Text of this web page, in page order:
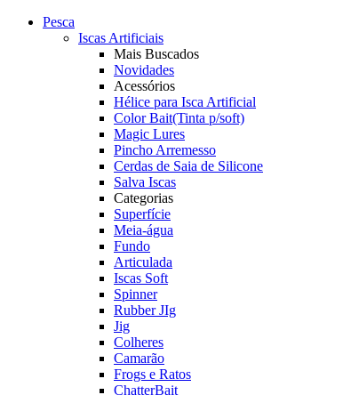
Pesca
Iscas Artificiais
Mais Buscados
Novidades
Acessórios
Hélice para Isca Artificial
Color Bait(Tinta p/soft)
Magic Lures
Pincho Arremesso
Cerdas de Saia de Silicone
Salva Iscas
Categorias
Superfície
Meia-água
Fundo
Articulada
Iscas Soft
Spinner
Rubber JIg
Jig
Colheres
Camarão
Frogs e Ratos
ChatterBait